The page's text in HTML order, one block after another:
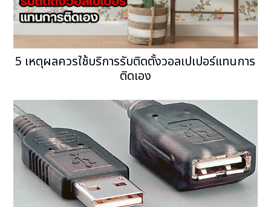
5 เหตุผลควรใช้บริการรับติดตั้งวอลเปเปอร์แทนการ
ติดเอง